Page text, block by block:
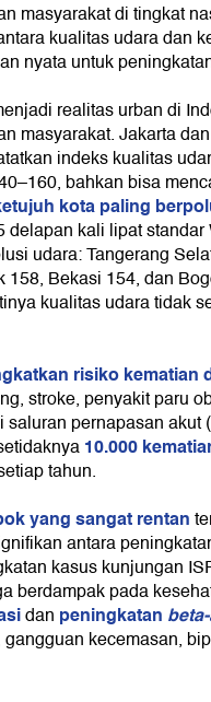
masyarakat di tingkat
kualitas udara dan
nyata untuk
realitas urban di
masyarakat. Jakarta
indeks kualitas
bahkan bisa
kota paling
kali lipat standar
udara: Tangerang
158, Bekasi 154, dan
kualitas udara tidak
risiko kematian
stroke, penyakit paru
pernapasan akut
10.000
tahun.
yang sangat rentan
antara
kasus kunjungan
berdampak pada
dan peningkatan
kecemasan,